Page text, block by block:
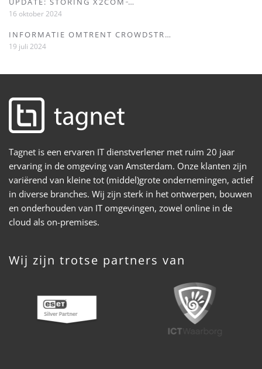
16 oktober 2024
INFORMATIE OMTRENT CROWDSTR…
19 juli 2024
Tagnet is een ervaren IT dienstverlener met ruim 20 jaar
ervaring in de omgeving van Amsterdam. Onze klanten zijn
variërend van kleine tot (middel)grote ondernemingen, actief
in diverse branches. Wij zijn sterk in het ontwerpen, bouwen
en onderhouden van IT omgevingen, zowel online in de
cloud als on-premises.
Wij zijn trotse partners van